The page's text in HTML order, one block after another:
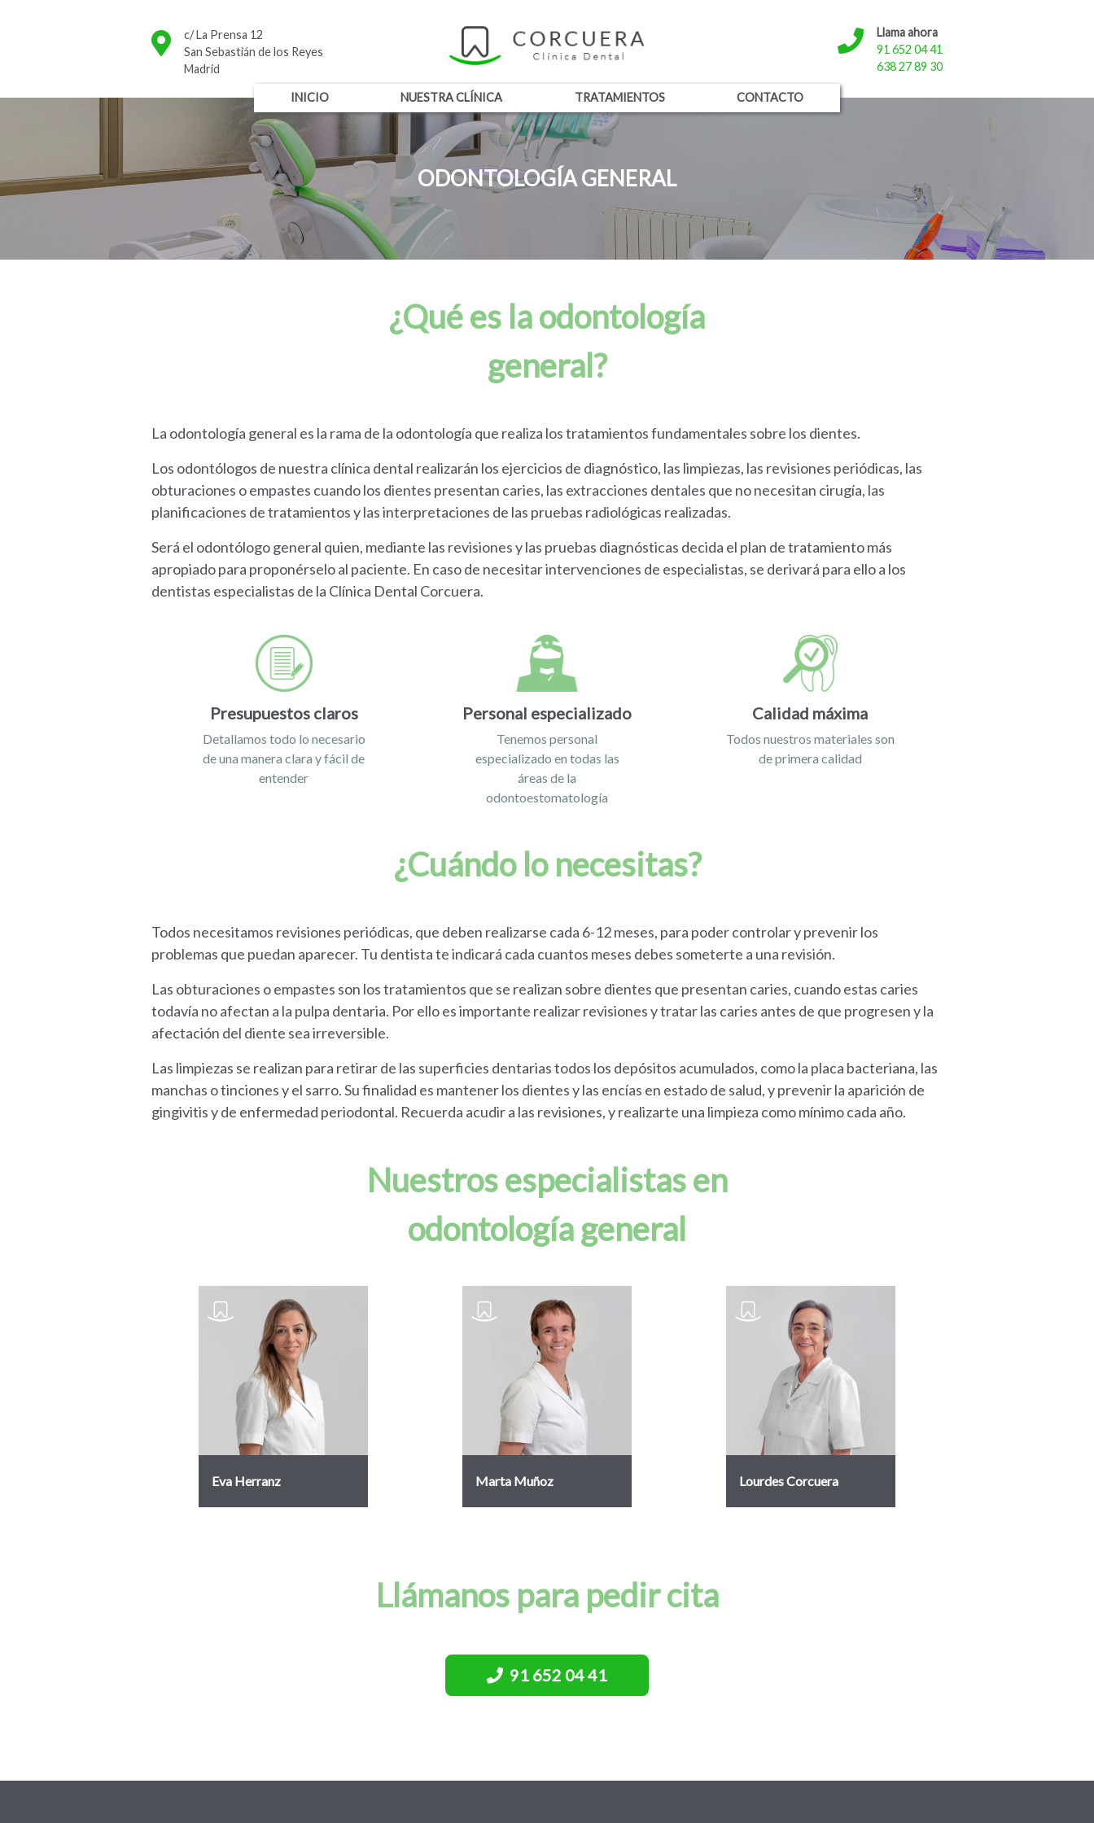
c/ La Prensa 12
San Sebastián de los Reyes
Madrid
INICIO NUESTRA CLÍNICA TRATAMIENTOS CONTACTO
Llama ahora
91 652 04 41
638 27 89 30
ODONTOLOGÍA GENERAL
¿Qué es la odontología
general?
La odontología general es la rama de la odontología que realiza los tratamientos fundamentales sobre los dientes.
Los odontólogos de nuestra clínica dental realizarán los ejercicios de diagnóstico, las limpiezas, las revisiones periódicas, las
obturaciones o empastes cuando los dientes presentan caries, las extracciones dentales que no necesitan cirugía, las
planificaciones de tratamientos y las interpretaciones de las pruebas radiológicas realizadas.
Será el odontólogo general quien, mediante las revisiones y las pruebas diagnósticas decida el plan de tratamiento más
apropiado para proponérselo al paciente. En caso de necesitar intervenciones de especialistas, se derivará para ello a los
dentistas especialistas de la Clínica Dental Corcuera.
Presupuestos claros
Detallamos todo lo necesario
de una manera clara y fácil de
entender
Personal especializado
Tenemos personal
especializado en todas las
áreas de la
odontoestomatología
Calidad máxima
Todos nuestros materiales son
de primera calidad
¿Cuándo lo necesitas?
Todos necesitamos revisiones periódicas, que deben realizarse cada 6-12 meses, para poder controlar y prevenir los
problemas que puedan aparecer. Tu dentista te indicará cada cuantos meses debes someterte a una revisión.
Las obturaciones o empastes son los tratamientos que se realizan sobre dientes que presentan caries, cuando estas caries
todavía no afectan a la pulpa dentaria. Por ello es importante realizar revisiones y tratar las caries antes de que progresen y la
afectación del diente sea irreversible.
Las limpiezas se realizan para retirar de las superficies dentarias todos los depósitos acumulados, como la placa bacteriana, las
manchas o tinciones y el sarro. Su finalidad es mantener los dientes y las encías en estado de salud, y prevenir la aparición de
gingivitis y de enfermedad periodontal. Recuerda acudir a las revisiones, y realizarte una limpieza como mínimo cada año.
Nuestros especialistas en
odontología general
Eva Herranz Marta Muñoz Lourdes Corcuera
Llámanos para pedir cita
91 652 04 41